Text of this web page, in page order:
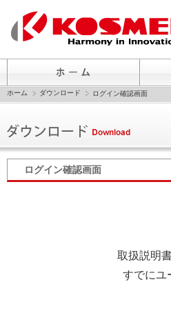
ホーム ダウンロード ログイン確認画面
ログイン確認画面
取扱説明
すでにユ